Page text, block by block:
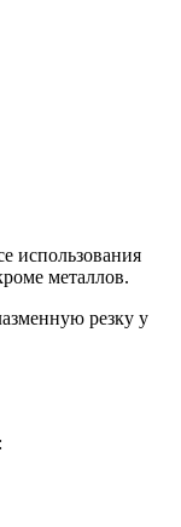
использования
металлов.
резку у